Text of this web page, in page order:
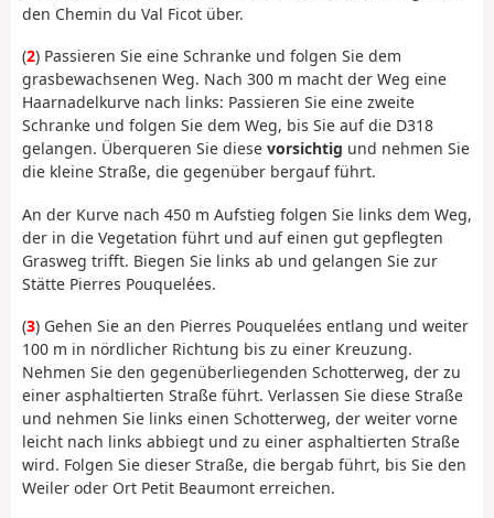
den Chemin du Val Ficot über.
(2) Passieren Sie eine Schranke und folgen Sie dem
grasbewachsenen Weg. Nach 300 m macht der Weg eine
Haarnadelkurve nach links: Passieren Sie eine zweite
Schranke und folgen Sie dem Weg, bis Sie auf die D318
gelangen. Überqueren Sie diese vorsichtig und nehmen Sie
die kleine Straße, die gegenüber bergauf führt.
An der Kurve nach 450 m Aufstieg folgen Sie links dem Weg,
der in die Vegetation führt und auf einen gut gepflegten
Grasweg trifft. Biegen Sie links ab und gelangen Sie zur
Stätte Pierres Pouquelées.
(3) Gehen Sie an den Pierres Pouquelées entlang und weiter
100 m in nördlicher Richtung bis zu einer Kreuzung.
Nehmen Sie den gegenüberliegenden Schotterweg, der zu
einer asphaltierten Straße führt. Verlassen Sie diese Straße
und nehmen Sie links einen Schotterweg, der weiter vorne
leicht nach links abbiegt und zu einer asphaltierten Straße
wird. Folgen Sie dieser Straße, die bergab führt, bis Sie den
Weiler oder Ort Petit Beaumont erreichen.